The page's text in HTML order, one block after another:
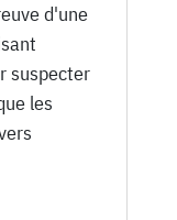
d'une
suspecter
les